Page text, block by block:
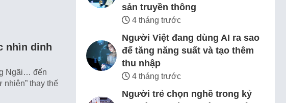
nhìn dinh
Ngãi… đến
nhiên” thay thế
sản truyền thông
4 tháng trước
Người Việt đang dùng AI ra sao
để tăng năng suất và tạo thêm
thu nhập
4 tháng trước
Người trẻ chọn nghề trong kỷ